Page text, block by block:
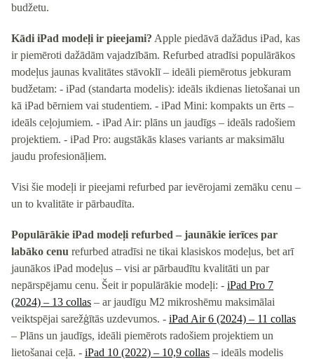
budžetu.
Kādi iPad modeļi ir pieejami? Apple piedāvā dažādus iPad, kas
ir piemēroti dažādām vajadzībām. Refurbed atradīsi populārākos
modeļus jaunas kvalitātes stāvoklī – ideāli piemērotus jebkuram
budžetam: - iPad (standarta modelis): ideāls ikdienas lietošanai un
kā iPad bērniem vai studentiem. - iPad Mini: kompakts un ērts –
ideāls ceļojumiem. - iPad Air: plāns un jaudīgs – ideāls radošiem
projektiem. - iPad Pro: augstākās klases variants ar maksimālu
jaudu profesionāļiem.
Visi šie modeļi ir pieejami refurbed par ievērojami zemāku cenu –
un to kvalitāte ir pārbaudīta.
Populārākie iPad modeļi refurbed – jaunākie ierīces par
labāko cenu refurbed atradīsi ne tikai klasiskos modeļus, bet arī
jaunākos iPad modeļus – visi ar pārbaudītu kvalitāti un par
nepārspējamu cenu. Šeit ir populārākie modeļi: - iPad Pro 7
(2024) – 13 collas – ar jaudīgu M2 mikroshēmu maksimālai
veiktspējai sarežģītās uzdevumos. - iPad Air 6 (2024) – 11 collas
– Plāns un jaudīgs, ideāli piemērots radošiem projektiem un
lietošanai ceļā. - iPad 10 (2022) – 10,9 collas – ideāls modelis